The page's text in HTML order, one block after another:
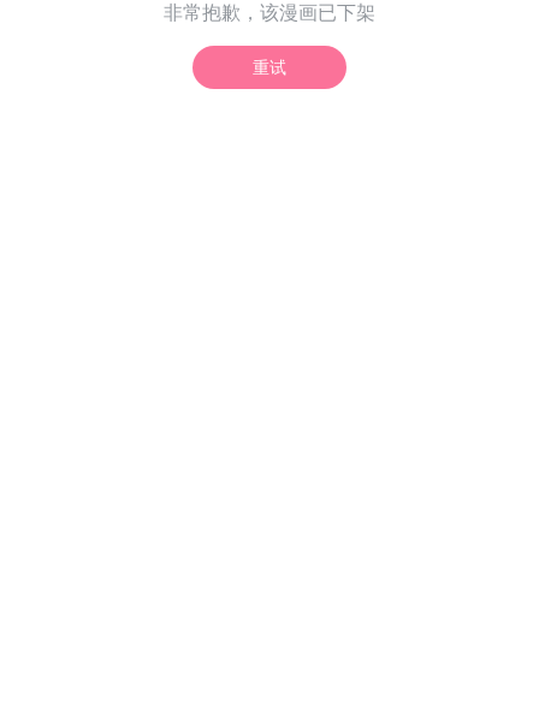
非常抱歉，该漫画已下架
重试